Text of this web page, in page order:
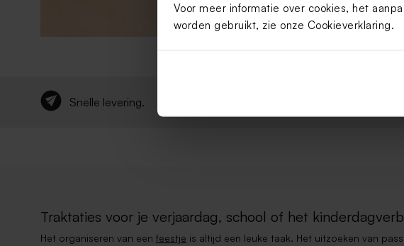
Voor meer informatie over cookies, het
worden gebruikt, zie onze Cookieverklaring.
Snelle levering.
Traktaties voor je verjaardag, school of het
Het organiseren van een feestje is altijd een leuke taak. Het uitzoeken van